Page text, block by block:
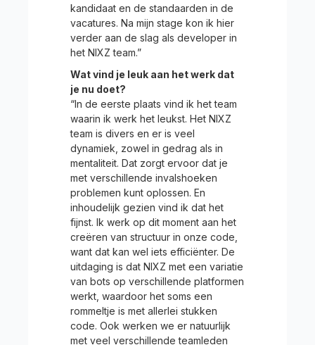
kandidaat en de standaarden in de
vacatures. Na mijn stage kon ik hier
verder aan de slag als developer in
het NIXZ team.”
Wat vind je leuk aan het werk dat
je nu doet?
“In de eerste plaats vind ik het team
waarin ik werk het leukst. Het NIXZ
team is divers en er is veel
dynamiek, zowel in gedrag als in
mentaliteit. Dat zorgt ervoor dat je
met verschillende invalshoeken
problemen kunt oplossen. En
inhoudelijk gezien vind ik dat het
fijnst. Ik werk op dit moment aan het
creëren van structuur in onze code,
want dat kan wel iets efficiënter. De
uitdaging is dat NIXZ met een variatie
van bots op verschillende platformen
werkt, waardoor het soms een
rommeltje is met allerlei stukken
code. Ook werken we er natuurlijk
met veel verschillende teamleden